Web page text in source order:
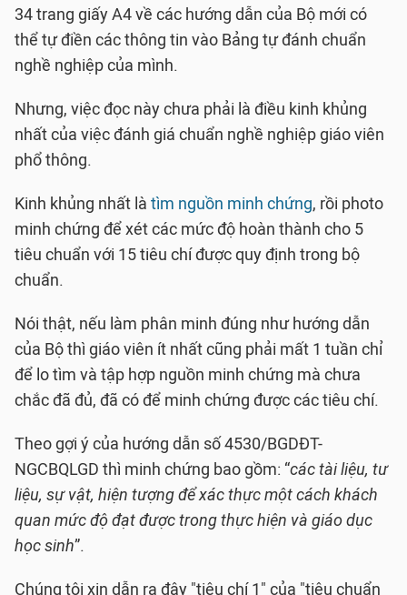
34 trang giấy A4 về các hướng dẫn của Bộ mới có
thể tự điền các thông tin vào Bảng tự đánh chuẩn
nghề nghiệp của mình.
Nhưng, việc đọc này chưa phải là điều kinh khủng
nhất của việc đánh giá chuẩn nghề nghiệp giáo viên
phổ thông.
Kinh khủng nhất là tìm nguồn minh chứng, rồi photo
minh chứng để xét các mức độ hoàn thành cho 5
tiêu chuẩn với 15 tiêu chí được quy định trong bộ
chuẩn.
Nói thật, nếu làm phân minh đúng như hướng dẫn
của Bộ thì giáo viên ít nhất cũng phải mất 1 tuần chỉ
để lo tìm và tập hợp nguồn minh chứng mà chưa
chắc đã đủ, đã có để minh chứng được các tiêu chí.
Theo gợi ý của hướng dẫn số 4530/BGDĐT-
NGCBQLGD thì minh chứng bao gồm: “các tài liệu, tư
liệu, sự vật, hiện tượng để xác thực một cách khách
quan mức độ đạt được trong thực hiện và giáo dục
học sinh”.
Chúng tôi xin dẫn ra đây "tiêu chí 1" của "tiêu chuẩn